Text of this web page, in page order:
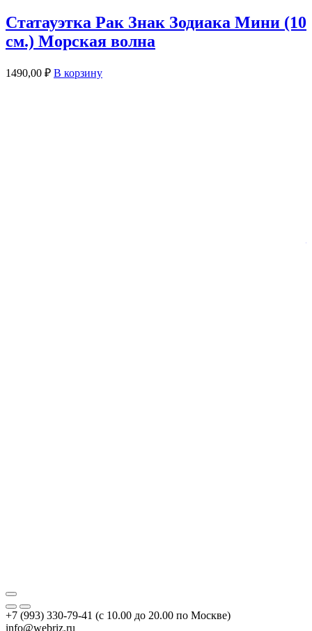
Статауэтка Рак Знак Зодиака Мини (10
см.) Морская волна
1490,00 ₽ В корзину
+7 (993) 330-79-41 (с 10.00 до 20.00 по Москве)
info@webriz.ru